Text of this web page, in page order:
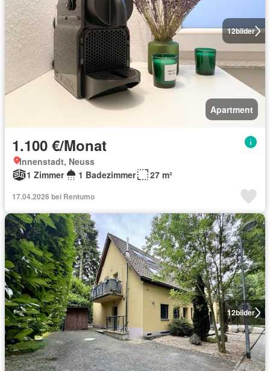
12bilder
Apartment
1.100 €/Monat
Innenstadt, Neuss
1 Zimmer
1 Badezimmer 27 m²
17.04.2026 bei Rentumo
12bilder